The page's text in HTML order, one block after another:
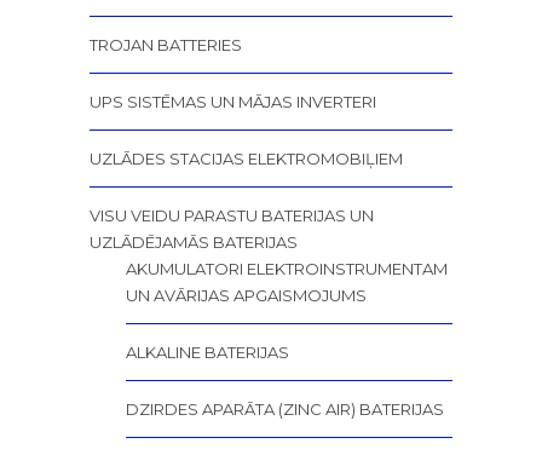
TROJAN BATTERIES
UPS SISTĒMAS UN MĀJAS INVERTERI
UZLĀDES STACIJAS ELEKTROMOBIĻIEM
VISU VEIDU PARASTU BATERIJAS UN
UZLĀDĒJAMĀS BATERIJAS
AKUMULATORI ELEKTROINSTRUMENTAM
UN AVĀRIJAS APGAISMOJUMS
ALKALINE BATERIJAS
DZIRDES APARĀTA (ZINC AIR) BATERIJAS